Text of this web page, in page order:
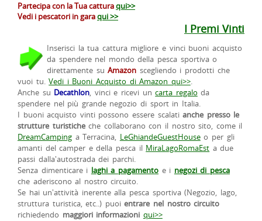
Partecipa con la Tua catturaqui>>
Vedi i pescatori in garaqui >>
I Premi Vinti
Inserisci la tua cattura migliore e vinci buoni acquisto
da spendere nel mondo della pesca sportiva o
direttamente suAmazon scegliendo i prodotti che
vuoi tu.Vedi i Buoni Acquisto di Amazon qui>>.
Anche su Decathlon, vinci e ricevi uncarta regalo da
spendere nel più grande negozio di sport in Italia.
I buoni acquisto vinti possono essere scalatianche presso le
strutture turisticheche collaborano con il nostro sito, come il
DreamCamping a Terracina, LeGhiandeGuestHouseo per gli
amanti del camper e della pesca il MiraLagoRomaEst a due
passi dalla'autostrada dei parchi.
Senza dimenticare i laghi a pagamento e i negozi di pesca
che aderiscono al nostro circuito.
Se hai un'attività inerente alla pesca sportiva (Negozio, lago,
struttura turistica, etc..) puoientrare nel nostro circuito
richiedendo maggiori informazioni qui>>